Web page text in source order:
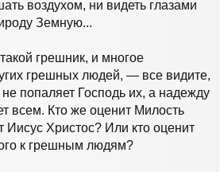
воздухом, ни видеть глазами
Земную...
грешник, и многое
грешных людей, — все видите,
не попаляет Господь их, а надежду
всем. Кто же оценит Милость
Иисус Христос? Или кто оценит
к грешным людям?